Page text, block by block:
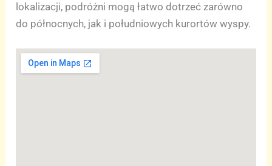
lokalizacji, podróżni mogą łatwo dotrzeć zarówno
do północnych, jak i południowych kurortów wyspy.